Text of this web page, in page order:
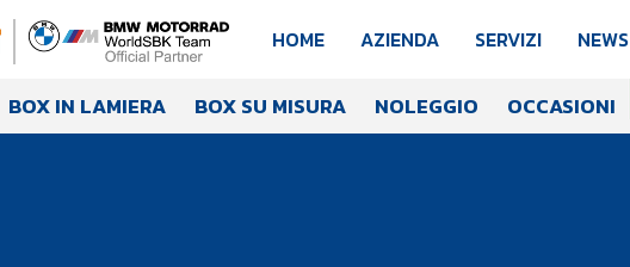
HOME AZIENDA SERVIZI NEWS
BOX IN LAMIERA BOX SU MISURA NOLEGGIO OCCASIONI